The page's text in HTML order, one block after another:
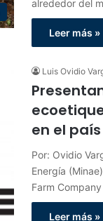
alrededor del
Leer más »
Luis Ovidio
en el país
Por: Ovidio
Energía
Farm
Leer más »